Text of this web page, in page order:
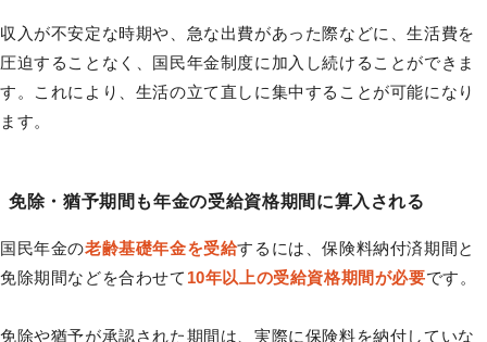
収入が不安定な時期や、急な出費があった際などに、生活費を
圧迫することなく、国民年金制度に加入し続けることができま
す。これにより、生活の立て直しに集中することが可能になり
ます。
免除・猶予期間も年金の受給資格期間に算入される
国民年金の老齢基礎年金を受給するには、保険料納付済期間と
免除期間などを合わせて 10年以上の受給資格期間が必要です。
免除や猶予が承認された期間は、実際に保険料を納付していな